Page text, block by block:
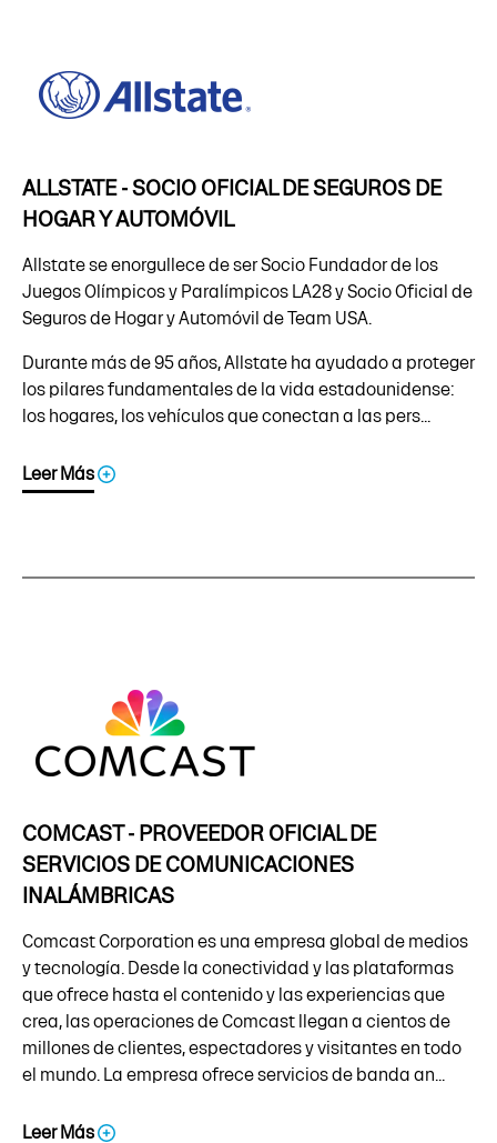
ALLSTATE - SOCIO OFICIAL DE SEGUROS DE
HOGAR Y AUTOMÓVIL
Allstate se enorgullece de ser Socio Fundador de los
Juegos Olímpicos y Paralímpicos LA28 y Socio Oficial de
Seguros de Hogar y Automóvil de Team USA.
Durante más de 95 años, Allstate ha ayudado a proteger
los pilares fundamentales de la vida estadounidense:
los hogares, los vehículos que conectan a las pers...
Leer Más
COMCAST - PROVEEDOR OFICIAL DE
SERVICIOS DE COMUNICACIONES
INALÁMBRICAS
Comcast Corporation es una empresa global de medios
y tecnología. Desde la conectividad y las plataformas
que ofrece hasta el contenido y las experiencias que
crea, las operaciones de Comcast llegan a cientos de
millones de clientes, espectadores y visitantes en todo
el mundo. La empresa ofrece servicios de banda an...
Leer Más